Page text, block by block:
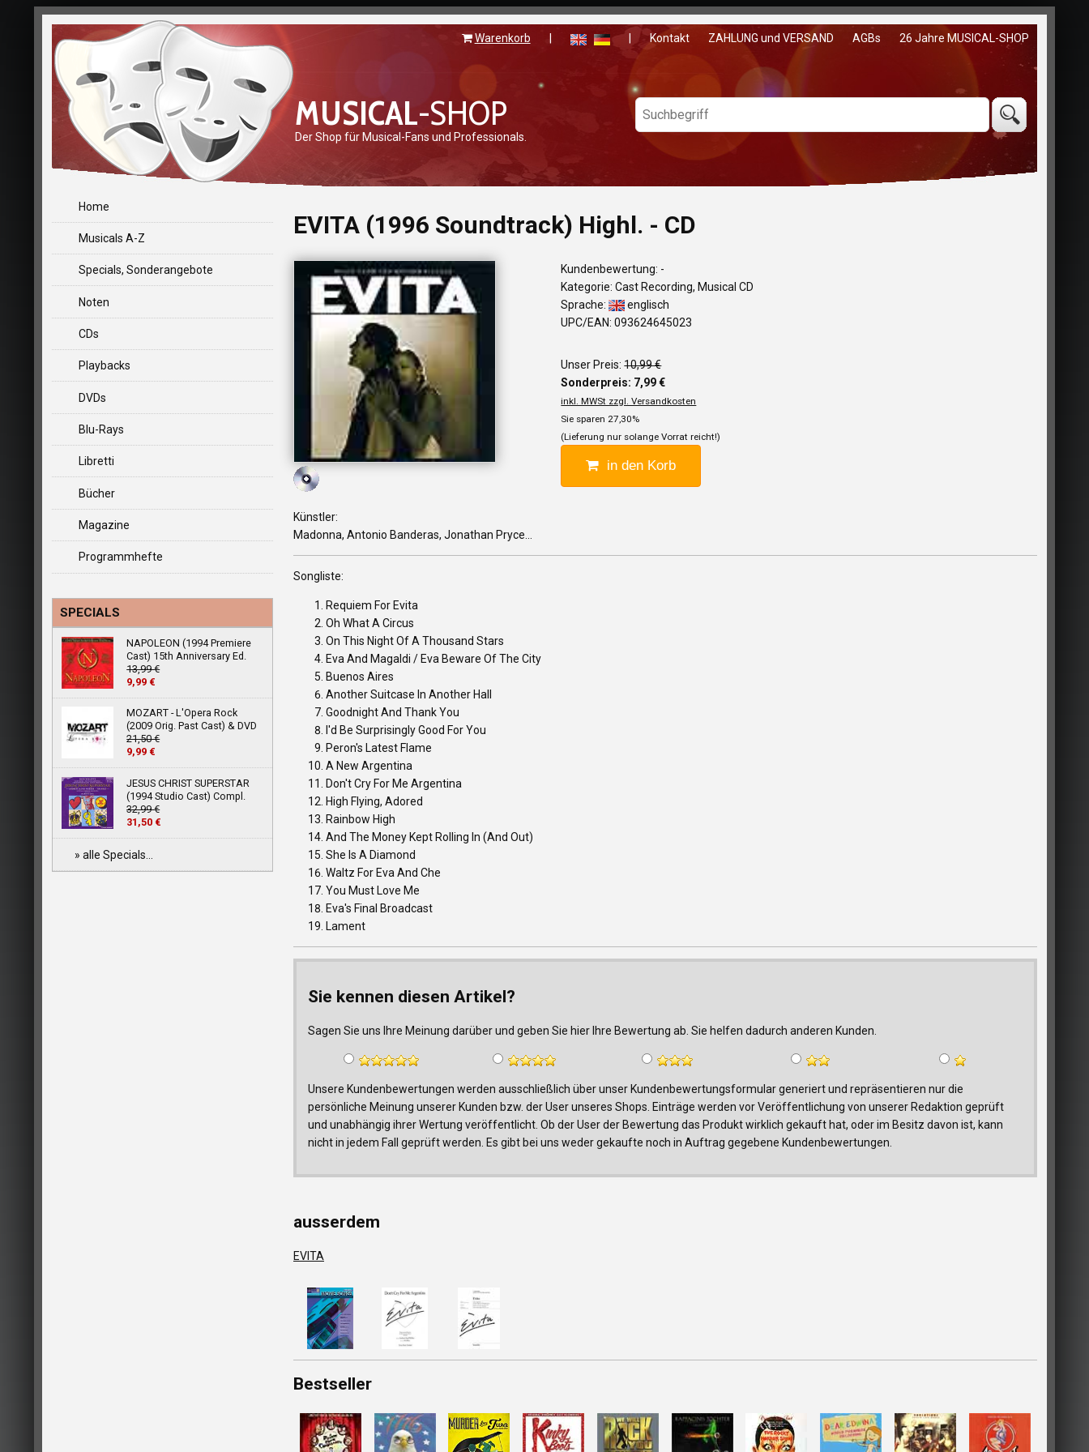
MUSICAL-SHOP
Warenkorb Kontakt ZAHLUNG und VERSAND AGBs 26 Jahre MUSICAL-SHOP
Der Shop für Musical-Fans und Professionals.
Home
Musicals A-Z
Specials, Sonderangebote
Noten
CDs
Playbacks
DVDs
Blu-Rays
Libretti
Bücher
Magazine
Programmhefte
SPECIALS
NAPOLEON (1994 Premiere
Cast) 15th Anniversary Ed.
13,99 €
9,99 €
MOZART - L'Opera Rock
(2009 Orig. Past Cast) & DVD
21,50 €
9,99 €
JESUS CHRIST SUPERSTAR
(1994 Studio Cast) Compl.
32,99 €
31,50 €
» alle Specials...
EVITA (1996 Soundtrack) Highl. - CD
Kundenbewertung: -
Kategorie: Cast Recording, Musical CD
Sprache:
englisch
UPC/EAN: 093624645023
Unser Preis:10,99 €
Sonderpreis: 7,99 €
inkl. MWSt zzgl. Versandkosten
Sie sparen 27,30%
(Lieferung nur solange Vorrat reicht!)
in den Korb
Künstler:
Madonna, Antonio Banderas, Jonathan Pryce...
Songliste:
Requiem For Evita
Oh What A Circus
On This Night Of A Thousand Stars
Eva And Magaldi / Eva Beware Of The City
Buenos Aires
Another Suitcase In Another Hall
Goodnight And Thank You
I'd Be Surprisingly Good For You
Peron's Latest Flame
A New Argentina
Don't Cry For Me Argentina
High Flying, Adored
Rainbow High
And The Money Kept Rolling In (And Out)
She Is A Diamond
Waltz For Eva And Che
You Must Love Me
Eva's Final Broadcast
Lament
Sie kennen diesen Artikel?
Sagen Sie uns Ihre Meinung darüber und geben Sie hier Ihre Bewertung ab. Sie helfen dadurch anderen Kunden.
Unsere Kundenbewertungen werden ausschließlich über unser Kundenbewertungsformular generiert und repräsentieren nur die
persönliche Meinung unserer Kunden bzw. der User unseres Shops. Einträge werden vor Veröffentlichung von unserer Redaktion geprüft
und unabhängig ihrer Wertung veröffentlicht. Ob der User der Bewertung das Produkt wirklich gekauft hat, oder im Besitz davon ist, kann
nicht in jedem Fall geprüft werden. Es gibt bei uns weder gekaufte noch in Auftrag gegebene Kundenbewertungen.
ausserdem
EVITA
Bestseller